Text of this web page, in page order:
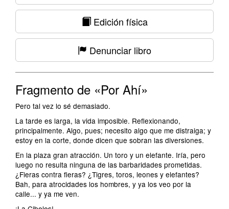
Edición física
Denunciar libro
Fragmento de «Por Ahí»
Pero tal vez lo sé demasiado.
La tarde es larga, la vida imposible. Reflexionando,
principalmente. Algo, pues; necesito algo que me distraiga; y
estoy en la corte, donde dicen que sobran las diversiones.
En la plaza gran atracción. Un toro y un elefante. Iría, pero
luego no resulta ninguna de las barbaridades prometidas.
¿Fieras contra fieras? ¿Tigres, toros, leones y elefantes?
Bah, para atrocidades los hombres, y ya los veo por la
calle... y ya me ven.